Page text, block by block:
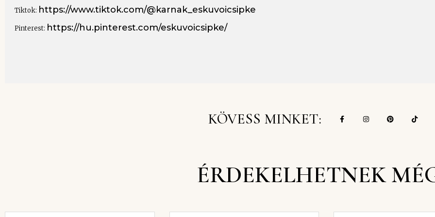
Tiktok: https://www.tiktok.com/@karnak_eskuvoicsipke
Pinterest: https://hu.pinterest.com/eskuvoicsipke/
KÖVESS MINKET:
ÉRDEKELHETNEK